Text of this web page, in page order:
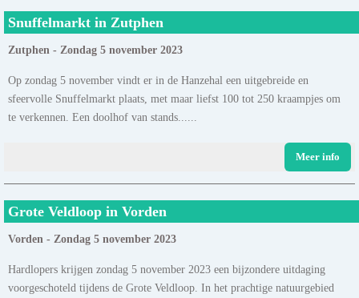
Snuffelmarkt in Zutphen
Zutphen - Zondag 5 november 2023
Op zondag 5 november vindt er in de Hanzehal een uitgebreide en
sfeervolle Snuffelmarkt plaats, met maar liefst 100 tot 250 kraampjes om
te verkennen. Een doolhof van stands......
Meer info
Grote Veldloop in Vorden
Vorden - Zondag 5 november 2023
Hardlopers krijgen zondag 5 november 2023 een bijzondere uitdaging
voorgeschoteld tijdens de Grote Veldloop. In het prachtige natuurgebied